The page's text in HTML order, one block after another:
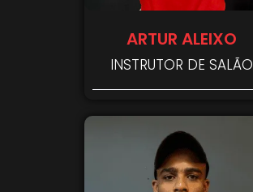
ARTUR ALEIXO
INSTRUTOR DE SALÃO